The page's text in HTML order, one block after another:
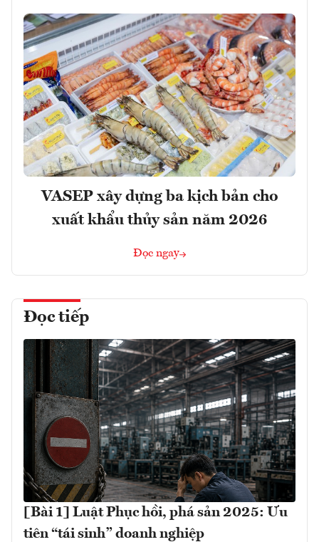
VASEP xây dựng ba kịch bản cho
xuất khẩu thủy sản năm 2026
Đọc ngay
Đọc tiếp
[Bài 1] Luật Phục hồi, phá sản 2025: Ưu
tiên “tái sinh” doanh nghiệp